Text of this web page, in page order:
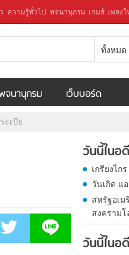
ความรู้ทั่วไป พจนานุกรม เกมส์ เพลง
ทั้งหมด
จนานุกรม เว็บบอร์ด
ะเบีย
วันนี้ใน
เกรียงไก
วันเกิด แ
สหรัฐอเ
สงครามโ
วันนี้ในอ